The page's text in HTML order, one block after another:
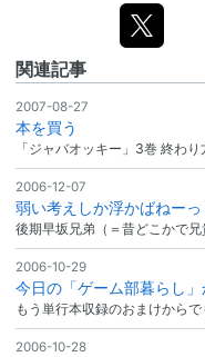
関連記事
2007-08-27
本を買う
「ジャバオッキー」3巻 終わ
2006-12-07
弱い考えしか浮かばねーっ
後期早坂兄弟（＝昔どこかで
2006-10-29
今日の「ゲーム部暮らし
もう単行本収録のおまけから
2006-10-28